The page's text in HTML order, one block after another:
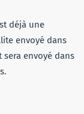
déjà une
envoyé dans
sera envoyé dans